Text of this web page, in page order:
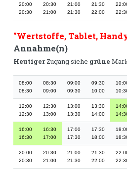
20:00
20:30
20:30
21:00
21:00
21:30
21:30
22:00
"Wertstoffe, Tablet,
Annahme(n)
HeutigerZugang siehe grüne
08:00
08:30
08:30
09:00
09:00
09:30
09:30
10:00
12:00
12:30
12:30
13:00
13:00
13:30
13:30
14:00
16:00
16:30
16:30
17:00
17:00
17:30
17:30
18:00
20:00
20:30
20:30
21:00
21:00
21:30
21:30
22:00